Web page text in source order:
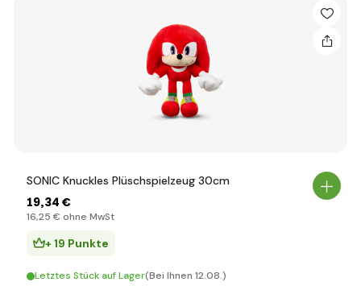
SONIC Knuckles Plüschspielzeug 30cm
19,34 €
16,25 € ohne MwSt
+ 19 Punkte
Letztes Stück auf Lager(Bei Ihnen 12.08.)